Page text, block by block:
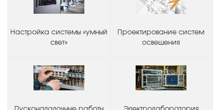
Настройка системы «умный
свет»
Проектирование систем
освещения